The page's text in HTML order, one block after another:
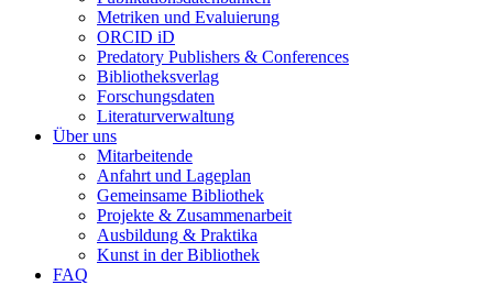
Metriken und Evaluierung
ORCID iD
Predatory Publishers & Conferences
Bibliotheksverlag
Forschungsdaten
Literaturverwaltung
Über uns
Mitarbeitende
Anfahrt und Lageplan
Gemeinsame Bibliothek
Projekte & Zusammenarbeit
Ausbildung & Praktika
Kunst in der Bibliothek
FAQ